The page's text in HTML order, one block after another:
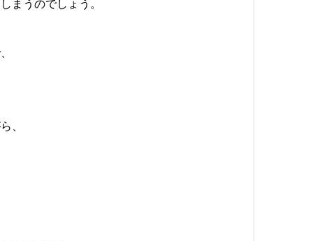
まうのでしょう。
、